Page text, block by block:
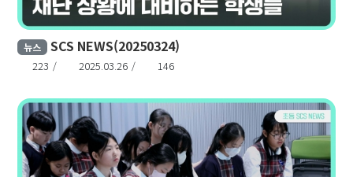
뉴스 SCS NEWS(20250324)
223 2025.03.26 146